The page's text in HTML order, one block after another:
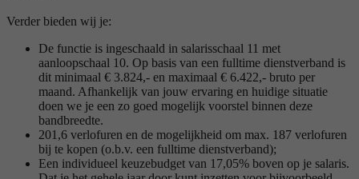
Verder bieden wij je:
De functie is ingeschaald in salarisschaal 11 met
aanloopschaal 10. Op basis van een fulltime dienstverband is
dit minimaal € 3.824,- en maximaal € 6.422,- bruto per
maand. Afhankelijk van jouw ervaring en huidige situatie
doen we je een zo goed mogelijk voorstel binnen deze
bandbreedte.
201,6 verlofuren en de mogelijkheid om max. 187 verlofuren
bij te kopen (o.b.v. een fulltime dienstverband);
Een individueel keuzebudget van 17,05% boven op je salaris.